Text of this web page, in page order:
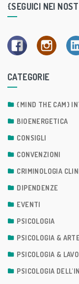
{SEGUICI NEI
CATEGORIE
{MIND THE CAM}
BIOENERGETICA
CONSIGLI
CONVENZIONI
CRIMINOLOGIA
DIPENDENZE
EVENTI
PSICOLOGIA
PSICOLOGIA &
PSICOLOGIA &
PSICOLOGIA